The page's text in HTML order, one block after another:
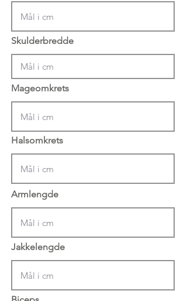
Skulderbredde
Mageomkrets
Halsomkrets
Armlengde
Jakkelengde